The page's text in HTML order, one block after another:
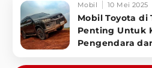
Mobil 10 Mei 2025
Mobil Toyota
Penting Untuk
Pengendara